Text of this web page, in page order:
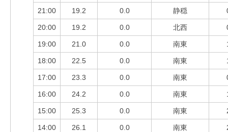
21:00 19.2 0.0 静穏
20:00 19.2 0.0 北西
19:00 21.0 0.0 南東
18:00 22.5 0.0 南東
17:00 23.3 0.0 南東
16:00 24.2 0.0 南東
15:00 25.3 0.0 南東
14:00 26.1 0.0 南東